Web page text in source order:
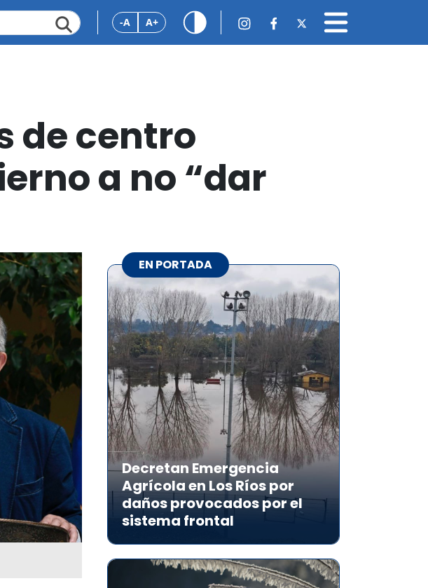
-A A+
de centro
a no “dar
EN PORTADA
Decretan Emergencia
Agrícola en Los Ríos por
daños provocados por el
sistema frontal